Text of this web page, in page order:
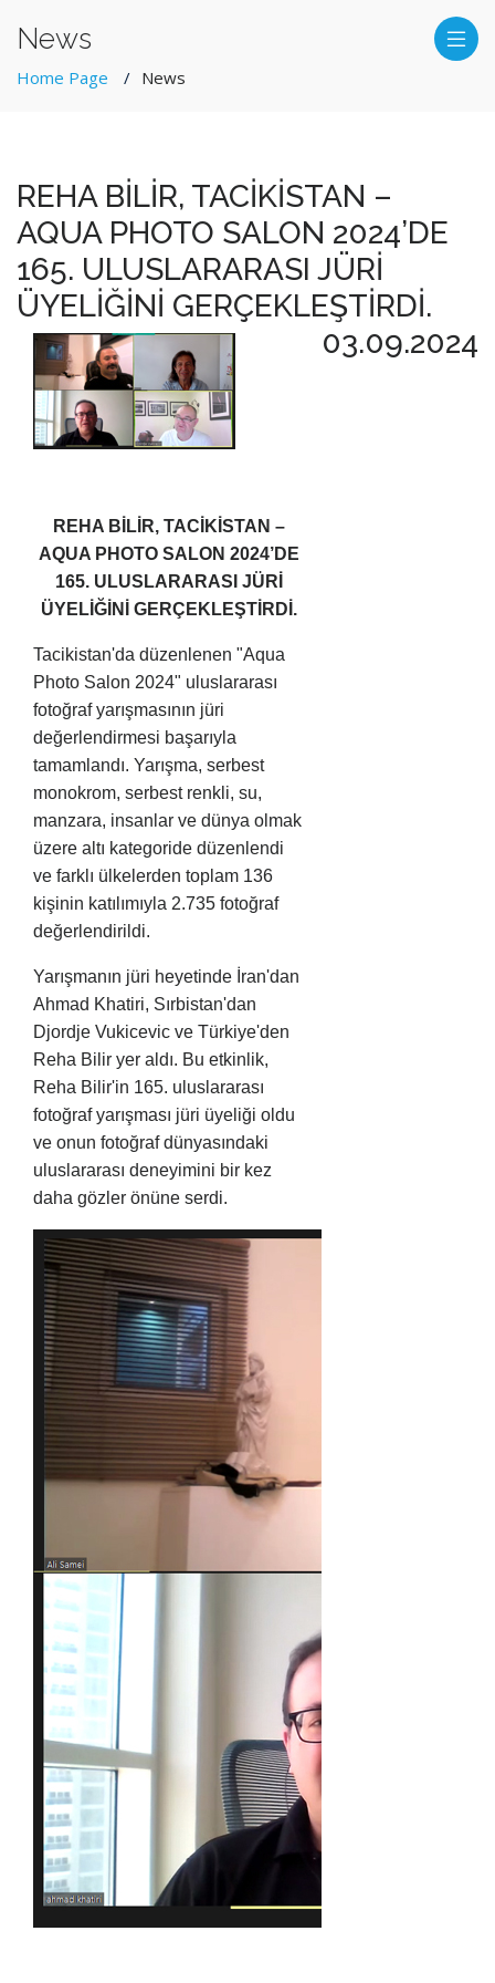
News
Home Page News
REHA BİLİR, TACİKİSTAN –
AQUA PHOTO SALON 2024’DE
165. ULUSLARARASI JÜRİ
ÜYELİĞİNİ GERÇEKLEŞTİRDİ.
03.09.2024
REHA BİLİR, TACİKİSTAN –
AQUA PHOTO SALON 2024’DE
165. ULUSLARARASI JÜRİ
ÜYELİĞİNİ GERÇEKLEŞTİRDİ.
Tacikistan'da düzenlenen "Aqua
Photo Salon 2024" uluslararası
fotoğraf yarışmasının jüri
değerlendirmesi başarıyla
tamamlandı. Yarışma, serbest
monokrom, serbest renkli, su,
manzara, insanlar ve dünya olmak
üzere altı kategoride düzenlendi
ve farklı ülkelerden toplam 136
kişinin katılımıyla 2.735 fotoğraf
değerlendirildi.
Yarışmanın jüri heyetinde İran'dan
Ahmad Khatiri, Sırbistan'dan
Djordje Vukicevic ve Türkiye'den
Reha Bilir yer aldı. Bu etkinlik,
Reha Bilir'in 165. uluslararası
fotoğraf yarışması jüri üyeliği oldu
ve onun fotoğraf dünyasındaki
uluslararası deneyimini bir kez
daha gözler önüne serdi.